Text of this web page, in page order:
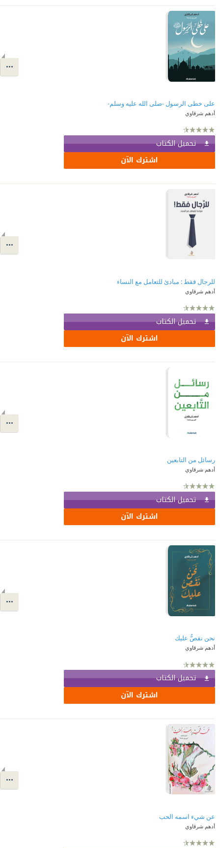
على خطى الرسول -صلى الله عليه وسلم-
أدهم شرقاوي
تحميل الكتاب
اشترك الآن
للرجال فقط : مبادئ للتعامل مع النساء
أدهم شرقاوي
تحميل الكتاب
اشترك الآن
رسائل من التابعين
أدهم شرقاوي
تحميل الكتاب
اشترك الآن
نحن نقصُّ عليك
أدهم شرقاوي
تحميل الكتاب
اشترك الآن
عن شيء اسمه الحب
أدهم شرقاوي